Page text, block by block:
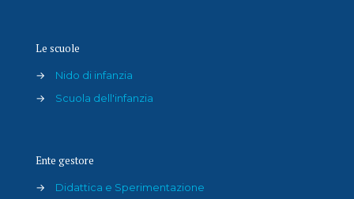
Le scuole
→
Nido di infanzia
→
Scuola dell'infanzia
Ente gestore
→
Didattica e Sperimentazione